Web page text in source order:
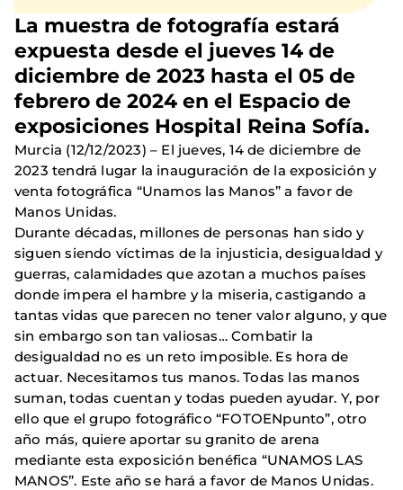
La muestra de fotografía estará
expuesta desde el jueves 14 de
diciembre de 2023 hasta el 05 de
febrero de 2024 en el Espacio de
exposiciones Hospital Reina Sofía.
Murcia (12/12/2023) – El jueves, 14 de diciembre de
2023 tendrá lugar la inauguración de la exposición y
venta fotográfica “Unamos las Manos” a favor de
Manos Unidas.
Durante décadas, millones de personas han sido y
siguen siendo víctimas de la injusticia, desigualdad y
guerras, calamidades que azotan a muchos países
donde impera el hambre y la miseria, castigando a
tantas vidas que parecen no tener valor alguno, y que
sin embargo son tan valiosas… Combatir la
desigualdad no es un reto imposible. Es hora de
actuar. Necesitamos tus manos. Todas las manos
suman, todas cuentan y todas pueden ayudar. Y, por
ello que el grupo fotográfico “FOTOENpunto”, otro
año más, quiere aportar su granito de arena
mediante esta exposición benéfica “UNAMOS LAS
MANOS”. Este año se hará a favor de Manos Unidas.